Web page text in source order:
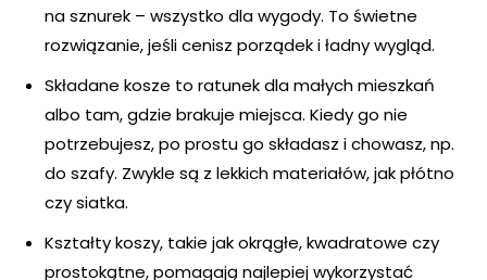
na sznurek – wszystko dla wygody. To świetne
rozwiązanie, jeśli cenisz porządek i ładny wygląd.
Składane kosze to ratunek dla małych mieszkań
albo tam, gdzie brakuje miejsca. Kiedy go nie
potrzebujesz, po prostu go składasz i chowasz, np.
do szafy. Zwykle są z lekkich materiałów, jak płótno
czy siatka.
Kształty koszy, takie jak okrągłe, kwadratowe czy
prostokątne, pomagają najlepiej wykorzystać